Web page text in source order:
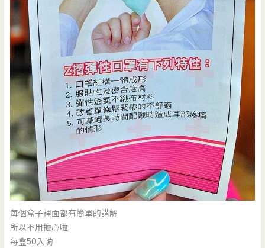
每個盒子裡面都有簡單的講解
所以不用擔心啦
每盒50入喲